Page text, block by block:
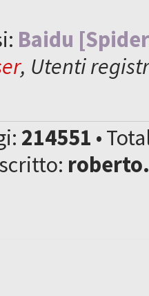
Baidu
, Utenti
214551 •